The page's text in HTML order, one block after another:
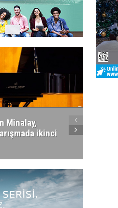
Minalay,
ikinci